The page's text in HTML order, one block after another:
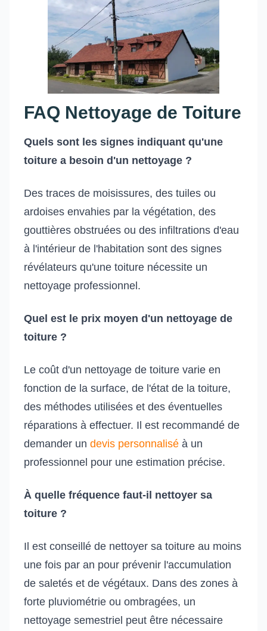
FAQ Nettoyage de Toiture
Quels sont les signes indiquant qu'une
toiture a besoin d'un nettoyage ?
Des traces de moisissures, des tuiles ou
ardoises envahies par la végétation, des
gouttières obstruées ou des infiltrations d'eau
à l'intérieur de l'habitation sont des signes
révélateurs qu'une toiture nécessite un
nettoyage professionnel.
Quel est le prix moyen d'un nettoyage de
toiture ?
Le coût d'un nettoyage de toiture varie en
fonction de la surface, de l'état de la toiture,
des méthodes utilisées et des éventuelles
réparations à effectuer. Il est recommandé de
demander un devis personnalisé à un
professionnel pour une estimation précise.
À quelle fréquence faut-il nettoyer sa
toiture ?
Il est conseillé de nettoyer sa toiture au moins
une fois par an pour prévenir l'accumulation
de saletés et de végétaux. Dans des zones à
forte pluviométrie ou ombragées, un
nettoyage semestriel peut être nécessaire